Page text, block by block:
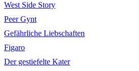
West Side Story
Peer Gynt
Gefährliche Liebschaften
Figaro
Der gestiefelte Kater